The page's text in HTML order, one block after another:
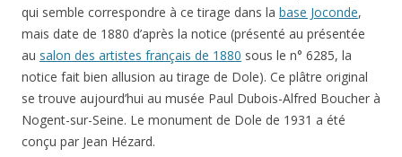
qui semble correspondre à ce tirage dans la base Joconde,
mais date de 1880 d’après la notice (présenté au présentée
au salon des artistes français de 1880 sous le n° 6285, la
notice fait bien allusion au tirage de Dole). Ce plâtre original
se trouve aujourd’hui au musée Paul Dubois-Alfred Boucher à
Nogent-sur-Seine. Le monument de Dole de 1931 a été
conçu par Jean Hézard.